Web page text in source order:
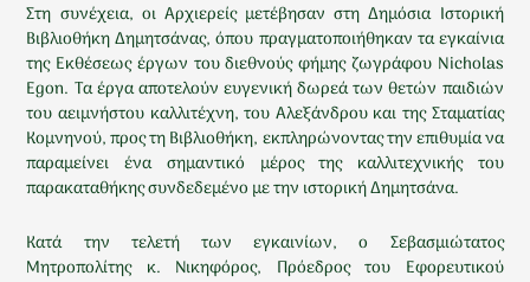
Στη συνέχεια, οι Αρχιερείς μετέβησαν στη Δημόσια Ιστορική
Βιβλιοθήκη Δημητσάνας, όπου πραγματοποιήθηκαν τα εγκαίνια
της Εκθέσεως έργων του διεθνούς φήμης ζωγράφου Nicholas
Egon. Τα έργα αποτελούν ευγενική δωρεά των θετών παιδιών
του αειμνήστου καλλιτέχνη, του Αλεξάνδρου και της Σταματίας
Κομνηνού, προς τη Βιβλιοθήκη, εκπληρώνοντας την επιθυμία να
παραμείνει ένα σημαντικό μέρος της καλλιτεχνικής του
παρακαταθήκης συνδεδεμένο με την ιστορική Δημητσάνα.
Κατά την τελετή των εγκαινίων, ο Σεβασμιώτατος
Μητροπολίτης κ. Νικηφόρος, Πρόεδρος του Εφορευτικού